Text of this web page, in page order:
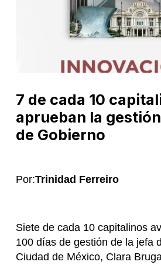
7 de cada 10
aprueban la
de Gobierno
Por:Trinidad Ferreiro
Siete de cada 10 capitalinos
100 días de gestión de la jefa
Ciudad de México, Clara